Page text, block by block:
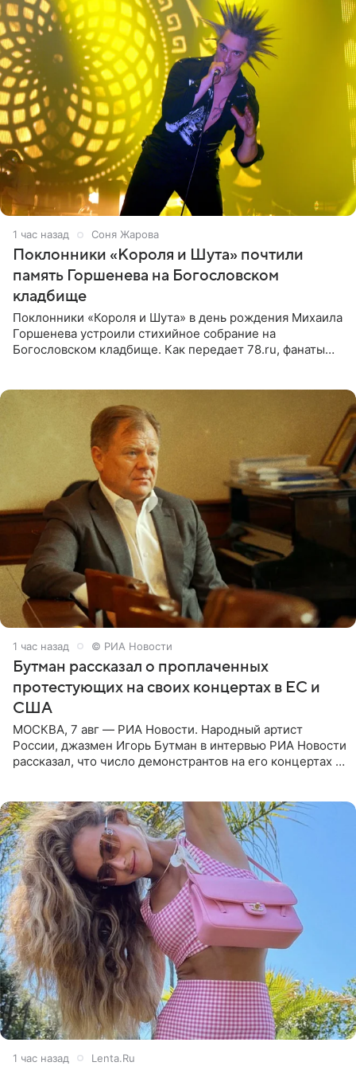
1 час назад Соня Жарова
Поклонники «Короля и Шута» почтили
память Горшенева на Богословском
кладбище
Поклонники «Короля и Шута» в день рождения Михаила
Горшенева устроили стихийное собрание на
Богословском кладбище. Как передает 78.ru, фанаты
1 час назад © РИА Новости
Бутман рассказал о проплаченных
протестующих на своих концертах в ЕС и
США
МОСКВА, 7 авг — РИА Новости. Народный артист
России, джазмен Игорь Бутман в интервью РИА Новости
рассказал, что число демонстрантов на его концертах в
1 час назад Lenta.Ru